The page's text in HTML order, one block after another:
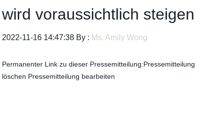
wird voraussichtlich steigen
2022-11-16 14:47:38 By : Ms. Amily Wong
Permanenter Link zu dieser Pressemitteilung:Pressemitteilung
löschen Pressemitteilung bearbeiten